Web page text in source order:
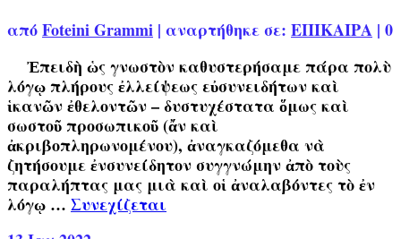
απόFoteini Grammi | αναρτήθηκε σε: ΕΠΙΚΑΙΡΑ | 0
Ἐπειδὴ ὡς γνωστὸν καθυστερήσαμε πάρα πολὺ
λόγῳ πλήρους ἐλλείψεως εὐσυνειδήτων καὶ
ἱκανῶν ἐθελοντῶν – δυστυχέστατα ὅμως καὶ
σωστοῦ προσωπικοῦ (ἄν καὶ
ἀκριβοπληρωνομένου), ἀναγκαζόμεθα νὰ
ζητήσουμε ἐνσυνείδητον συγγνώμην ἀπὸ τοὺς
παραλήπτας μας μιὰ καὶ οἱ ἀναλαβόντες τὸ ἐν
λόγῳ … Συνεχίζεται